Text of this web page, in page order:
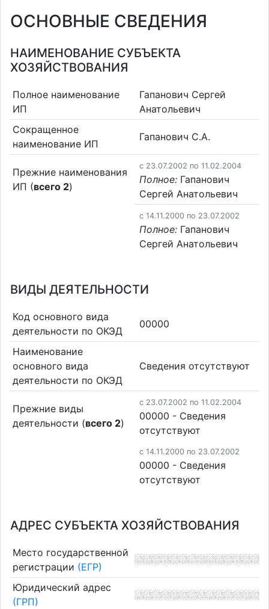
ОСНОВНЫЕ СВЕДЕНИЯ
НАИМЕНОВАНИЕ СУБЪЕКТА
ХОЗЯЙСТВОВАНИЯ
Полное наименование
ИП
Гапанович Сергей
Анатольевич
Сокращенное
наименование ИП
Гапанович С.А.
Прежние наименования
ИП (всего 2)
c 23.07.2002 по 11.02.2004
Полное: Гапанович
Сергей Анатольевич
c 14.11.2000 по 23.07.2002
Полное: Гапанович
Сергей Анатольевич
ВИДЫ ДЕЯТЕЛЬНОСТИ
Код основного вида
деятельности по ОКЭД
00000
Наименование
основного вида
деятельности по ОКЭД
Cведения отсутствуют
Прежние виды
деятельности (всего 2)
c 23.07.2002 по 11.02.2004
00000 - Cведения
отсутствуют
c 14.11.2000 по 23.07.2002
00000 - Cведения
отсутствуют
АДРЕС СУБЪЕКТА ХОЗЯЙСТВОВАНИЯ
Место государственной
регистрации (ЕГР)
Юридический адрес
(ГРП)